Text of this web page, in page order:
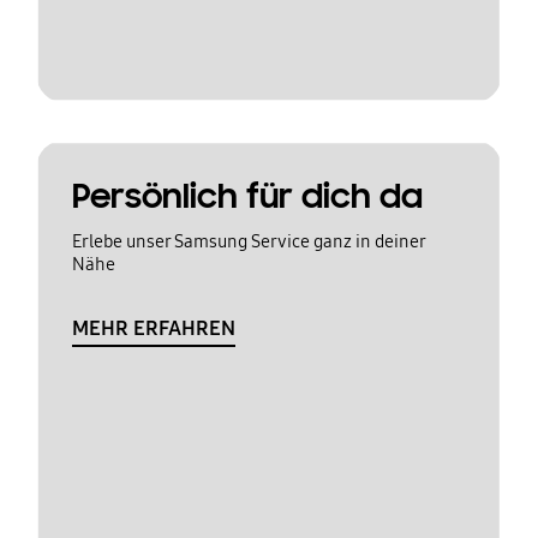
Persönlich für dich da
Erlebe unser Samsung Service ganz in deiner
Nähe
MEHR ERFAHREN